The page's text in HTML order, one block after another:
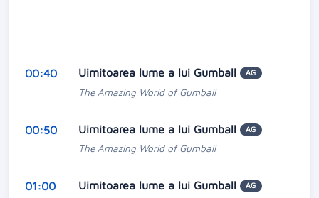
00:40 Uimitoarea lume a lui Gumball AG
The Amazing World of Gumball
00:50 Uimitoarea lume a lui Gumball AG
The Amazing World of Gumball
01:00 Uimitoarea lume a lui Gumball AG